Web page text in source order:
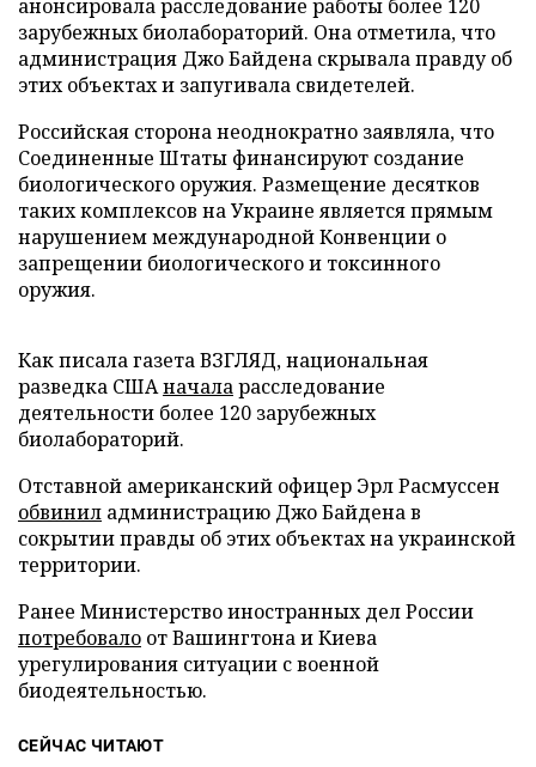
анонсировала расследование работы более 120
зарубежных биолабораторий. Она отметила, что
администрация Джо Байдена скрывала правду об
этих объектах и запугивала свидетелей.
Российская сторона неоднократно заявляла, что
Соединенные Штаты финансируют создание
биологического оружия. Размещение десятков
таких комплексов на Украине является прямым
нарушением международной Конвенции о
запрещении биологического и токсинного
оружия.
Как писала газета ВЗГЛЯД, национальная
разведка СШАначаларасследование
деятельности более 120 зарубежных
биолабораторий.
Отставной американский офицер Эрл Расмуссен
обвинил администрацию Джо Байдена в
сокрытии правды об этих объектах на украинской
территории.
Ранее Министерство иностранных дел России
потребовало от Вашингтона и Киева
урегулирования ситуации с военной
биодеятельностью.
СЕЙЧАС ЧИТАЮТ